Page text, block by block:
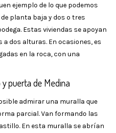
ejemplo de lo que podemos
planta baja y dos o tres
Estas viviendas se apoyan
dos alturas. En ocasiones, es
en la roca, con una
puerta de Medina
admirar una muralla que
parcial. Van formando las
En esta muralla se abrían